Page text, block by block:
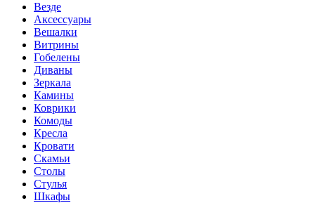
Везде
Аксессуары
Вешалки
Витрины
Гобелены
Диваны
Зеркала
Камины
Коврики
Комоды
Кресла
Кровати
Скамьи
Столы
Стулья
Шкафы